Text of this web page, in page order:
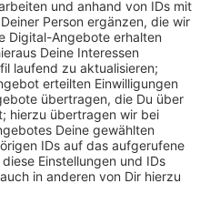
fiel die Analyse von Jonas
0:0 so ein bisschen
so richtig, was fängt
Es gab auch nicht so viele
richtig abgegangen
ich wirklich zugeben,
schlechteren Derbys."